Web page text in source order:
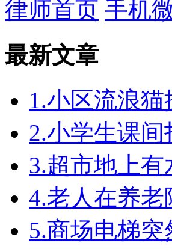
律师首页 手机
最新文章
1.小区流浪
2.小学生课
3.超市地上
4.老人在养
5.商场电梯